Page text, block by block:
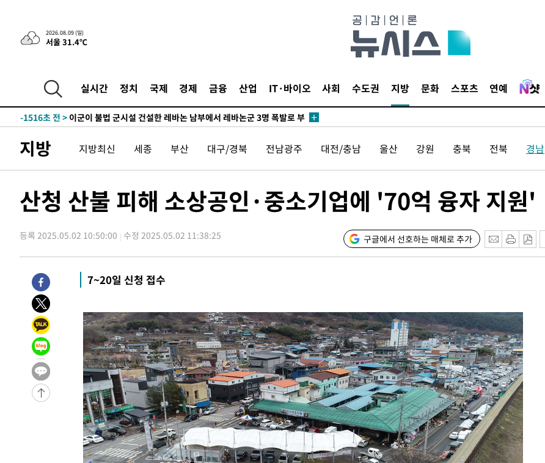
2026.08.09 (일)
서울 31.4℃
실시간 정치 국제 경제 금융 산업 IT·바이오 사회 수도권 지방 문화 스포츠 연예
-25609초 전 >'2경기 연속 침묵' 손흥민, 톨루카전 68분만 뛰고 슈팅 0개
-24361초 전 >이강인, 오늘 서울서 AT마드리드 입단식…'전례 없는 특급대우'
-10714초 전 >
콜롬비아 신임 우파 대통령 취임 하루만에 차량폭탄 폭발 사건
-4308초 전 >
-1516초 전 > 이군이 불법 군시설 건설한 레바논 남부에서 레바논군 3명 폭발로 부
55분 전 >
美 국방부, 켄달 전 공군장관 보안허가 취소…“에어포스원 기밀정보, 언
55분 전 >‘축구의 신’ 아르헨티나 축구 선수 메시의 부친 지병 별세
-31065초 전 >[속보]장은수, KLPGA 제주삼다수 역전 우승…데뷔 10년 차에 첫
-26357초 전 >손흥민, 68분 뛰고 2경기 침묵…LAFC, 톨루카에 1-0 승리(종합)
-25629초 전 >'2경기 연속 침묵' 손흥민, 톨루카전 68분만 뛰고 슈팅 0개
-24381초 전 >
이강인, 오늘 서울서 AT마드리드 입단식…'전례 없는 특급대우'
-11263초 전 >
'여긴 20도, 저긴 50도'…열화상 카메라로 본 폭염 저감시설 '온도
-10734초 전 >
-4328초 전 >
튀르키예 외무장관, "메카 3국 방위협정은 이란이 목표 아냐 " 밝혀
-1536초 전 >
이군이 불법 군시설 건설한 레바논 남부에서 레바논군 3명 폭발로 부
22분 전 >
[속보]美중부 사령관, 이스라엘 긴급방문 다중화된 전선 상황 논의
54분 전 >
美 국방부, 켄달 전 공군장관 보안허가 취소…“에어포스원 기밀정보, 언
론 누출”
55분 전 >
‘축구의 신’ 아르헨티나 축구 선수 메시의 부친 지병 별세
“美 이란전 무기 소진…북한과 분쟁시 주한 미군 취약해질 수 있어”
지방 지방최신 세종 부산 대구/경북 전남광주 대전/충남 울산 강원 충북 전북 경남
산청 산불 피해 소상공인·중소기업에 '70억 융자 지원'
등록 2025.05.02 10:50:00 수정 2025.05.02 11:38:25 구글에서 선호하는 매체로 추가
7~20일 신청 접수